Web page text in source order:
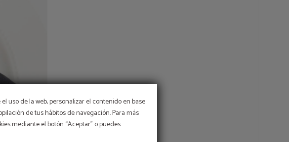
uso de la web, personalizar el contenido en base
de tus hábitos de navegación. Para más
mediante el botón “Aceptar” o puedes